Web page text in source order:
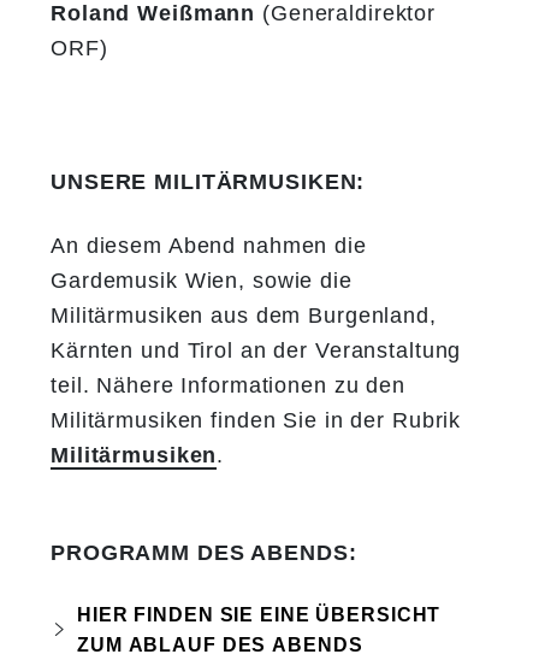
Roland Weißmann (Generaldirektor
ORF)
UNSERE MILITÄRMUSIKEN:
An diesem Abend nahmen die
Gardemusik Wien, sowie die
Militärmusiken aus dem Burgenland,
Kärnten und Tirol an der Veranstaltung
teil. Nähere Informationen zu den
Militärmusiken finden Sie in der Rubrik
Militärmusiken.
PROGRAMM DES ABENDS:
HIER FINDEN SIE EINE ÜBERSICHT
ZUM ABLAUF DES ABENDS